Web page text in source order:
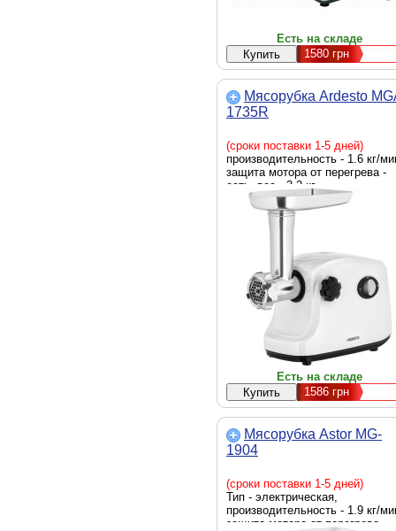
Есть на складе
1580 грн
Мясорубка Ardesto
1735R
(сроки поставки 1-5 дней)
производительность - 1.6 кг/
защита мотора от перегрева -
есть, вес - 3.2 кг
Есть на складе
1586 грн
Мясорубка Astor MG-
1904
(сроки поставки 1-5 дней)
Тип - электрическая,
производительность - 1.9 кг/
защита мотора от перегрева -